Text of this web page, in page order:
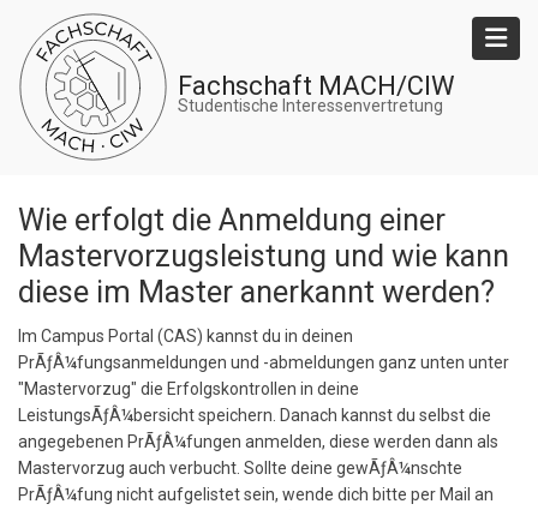
zum
Inhalt
Fachschaft MACH/CIW
Studentische Interessenvertretung
Wie erfolgt die Anmeldung einer
Mastervorzugsleistung und wie kann
diese im Master anerkannt werden?
Im Campus Portal (CAS) kannst du in deinen
PrÃƒÂ¼fungsanmeldungen und -abmeldungen ganz unten unter
"Mastervorzug" die Erfolgskontrollen in deine
LeistungsÃƒÂ¼bersicht speichern. Danach kannst du selbst die
angegebenen PrÃƒÂ¼fungen anmelden, diese werden dann als
Mastervorzug auch verbucht. Sollte deine gewÃƒÂ¼nschte
PrÃƒÂ¼fung nicht aufgelistet sein, wende dich bitte per Mail an